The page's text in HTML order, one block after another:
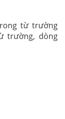
từ trường
trường, dòng